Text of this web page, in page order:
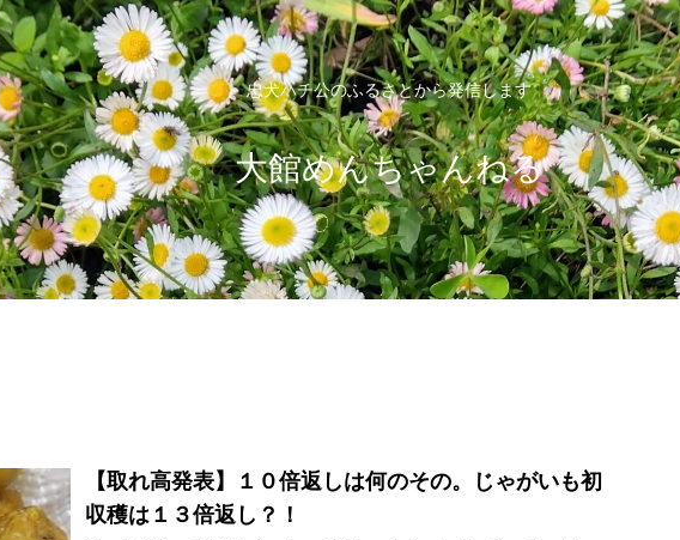
忠犬ハチ公のふるさとから発信します
大館めんちゃんねる
【取れ高発表】１０倍返しは何のその。じゃがいも初
収穫は１３倍返し？！